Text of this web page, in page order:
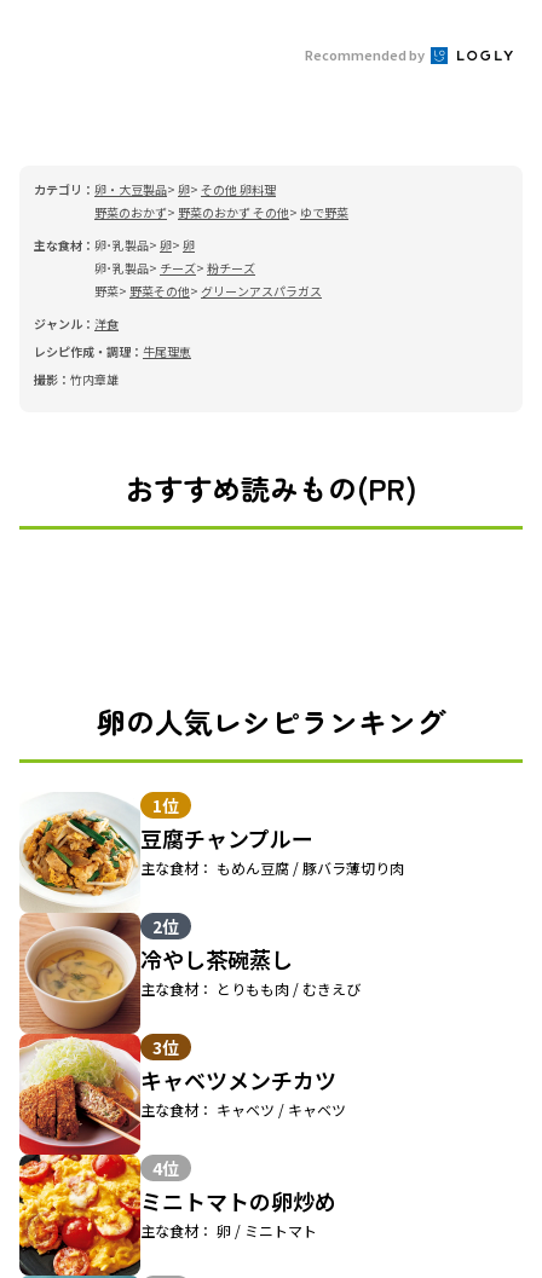
Recommended by
カテゴリ： 卵・大豆製品 卵 その他 卵料理
野菜のおかず
野菜のおかず その他
ゆで野菜
主な食材： 卵･乳製品 卵 卵
卵･乳製品
チーズ 粉チーズ
野菜
野菜その他
グリーンアスパラガス
ジャンル： 洋食
レシピ作成・調理： 牛尾理恵
撮影： 竹内章雄
おすすめ読みもの(PR)
卵の人気レシピランキング
1位
豆腐チャンプルー
主な食材： もめん豆腐 / 豚バラ薄切り肉
2位
冷やし茶碗蒸し
主な食材： とりもも肉 / むきえび
3位
キャベツメンチカツ
主な食材： キャベツ / キャベツ
4位
ミニトマトの卵炒め
主な食材： 卵 / ミニトマト